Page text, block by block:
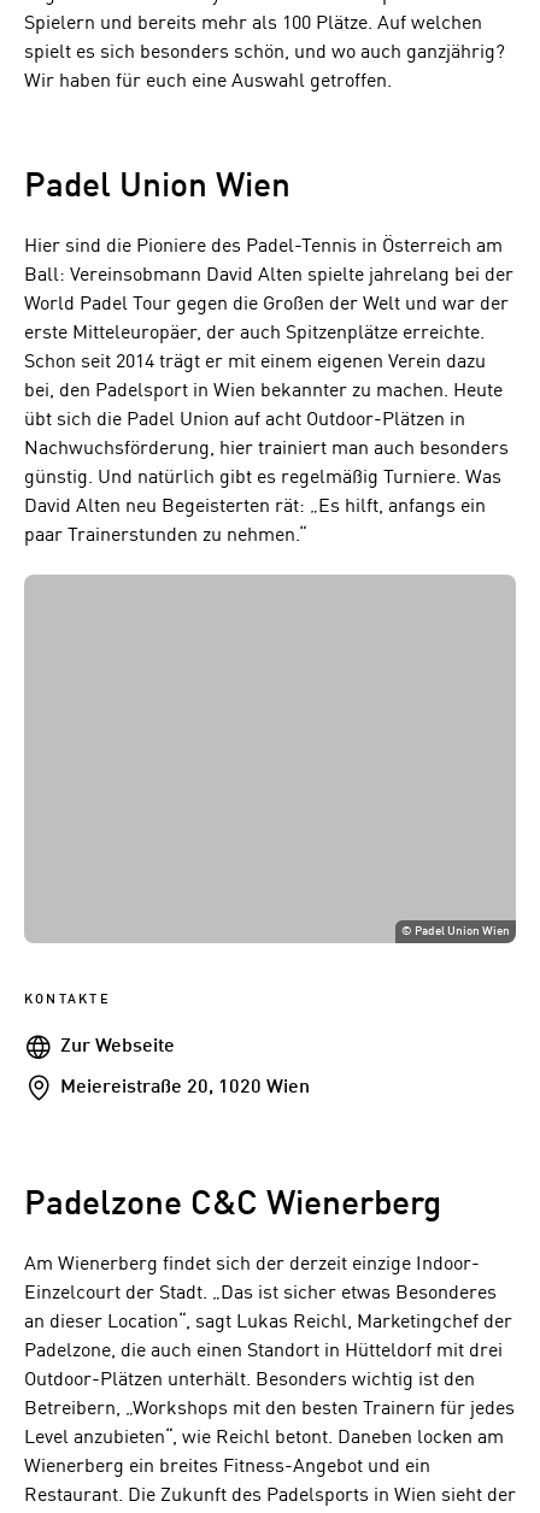
Spielern und bereits mehr als 100 Plätze. Auf welchen
spielt es sich besonders schön, und wo auch ganzjährig?
Wir haben für euch eine Auswahl getroffen.
Padel Union Wien
Hier sind die Pioniere des Padel-Tennis in Österreich am
Ball: Vereinsobmann David Alten spielte jahrelang bei der
World Padel Tour gegen die Großen der Welt und war der
erste Mitteleuropäer, der auch Spitzenplätze erreichte.
Schon seit 2014 trägt er mit einem eigenen Verein dazu
bei, den Padelsport in Wien bekannter zu machen. Heute
übt sich die Padel Union auf acht Outdoor-Plätzen in
Nachwuchsförderung, hier trainiert man auch besonders
günstig. Und natürlich gibt es regelmäßig Turniere. Was
David Alten neu Begeisterten rät: „Es hilft, anfangs ein
paar Trainerstunden zu nehmen.“
© Padel Union Wien
KONTAKTE
WebseiteZur Webseite
AddresseMeiereistraße 20, 1020 Wien
Padelzone C&C Wienerberg
Am Wienerberg findet sich der derzeit einzige Indoor-
Einzelcourt der Stadt. „Das ist sicher etwas Besonderes
an dieser Location“, sagt Lukas Reichl, Marketingchef der
Padelzone, die auch einen Standort in Hütteldorf mit drei
Outdoor-Plätzen unterhält. Besonders wichtig ist den
Betreibern, „Workshops mit den besten Trainern für jedes
Level anzubieten“, wie Reichl betont. Daneben locken am
Wienerberg ein breites Fitness-Angebot und ein
Restaurant. Die Zukunft des Padelsports in Wien sieht der